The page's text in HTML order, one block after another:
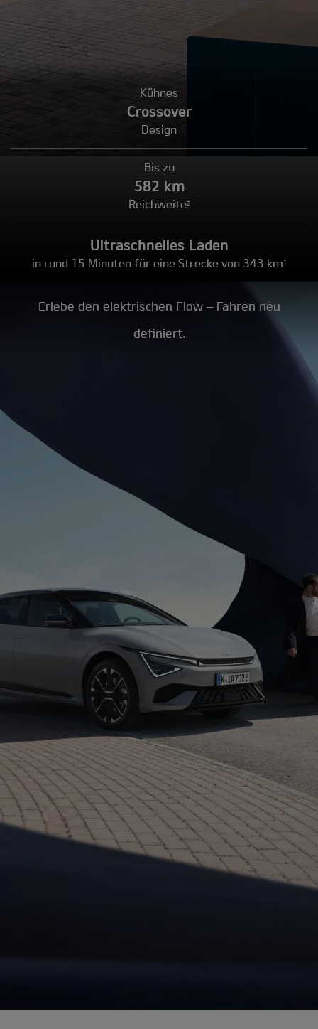
Kühnes
Crossover
Design
Bis zu
582 km
Reichweite2
Ultraschnelles Laden
in rund 15 Minuten für eine Strecke von 343 km 1
Erlebe den elektrischen Flow – Fahren neu
definiert.​